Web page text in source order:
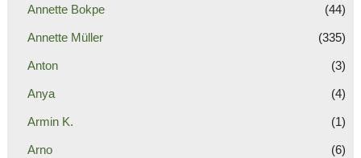
Annette Bokpe (44)
Annette Müller (335)
Anton (3)
Anya (4)
Armin K. (1)
Arno (6)